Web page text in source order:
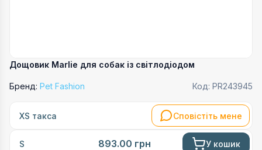
Дощовик Marlie для собак із світлодіодом
Бренд: Pet Fashion Код: PR243945
XS такса Сповістіть мене
S 893.00 грн У кошик